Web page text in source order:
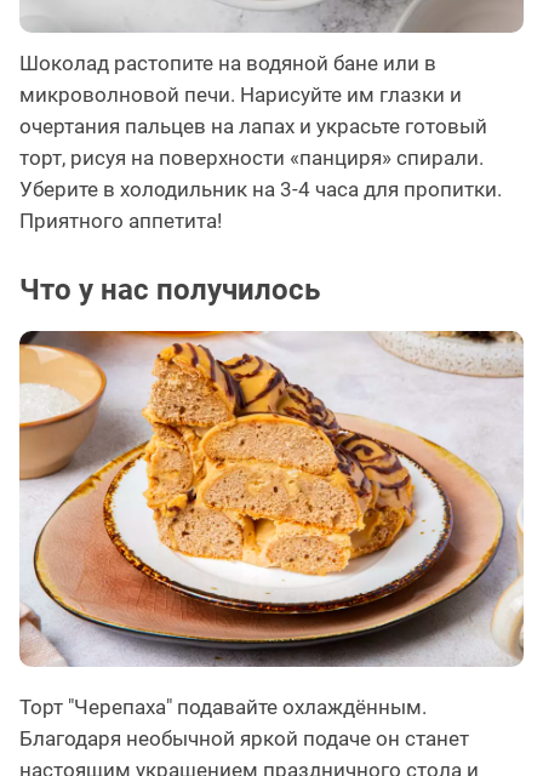
Шоколад растопите на водяной бане или в
микроволновой печи. Нарисуйте им глазки и
очертания пальцев на лапах и украсьте готовый
торт, рисуя на поверхности «панциря» спирали.
Уберите в холодильник на 3-4 часа для пропитки.
Приятного аппетита!
Что у нас получилось
Торт "Черепаха" подавайте охлаждённым.
Благодаря необычной яркой подаче он станет
настоящим украшением праздничного стола и